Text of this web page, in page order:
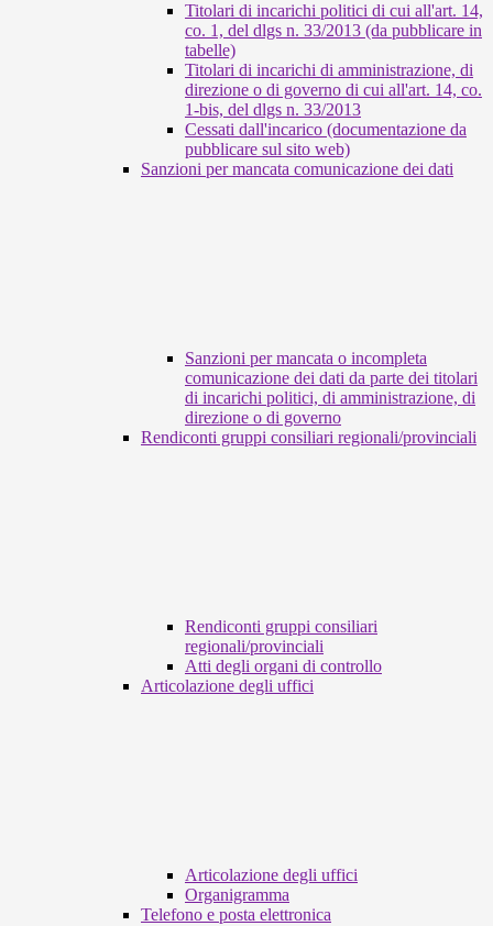
Titolari di incarichi politici di cui all'art. 14,
co. 1, del dlgs n. 33/2013 (da pubblicare in
tabelle)
Titolari di incarichi di amministrazione, di
direzione o di governo di cui all'art. 14, co.
1-bis, del dlgs n. 33/2013
Cessati dall'incarico (documentazione da
pubblicare sul sito web)
Sanzioni per mancata comunicazione dei dati
Sanzioni per mancata o incompleta
comunicazione dei dati da parte dei titolari
di incarichi politici, di amministrazione, di
direzione o di governo
Rendiconti gruppi consiliari regionali/provinciali
Rendiconti gruppi consiliari
regionali/provinciali
Atti degli organi di controllo
Articolazione degli uffici
Articolazione degli uffici
Organigramma
Telefono e posta elettronica